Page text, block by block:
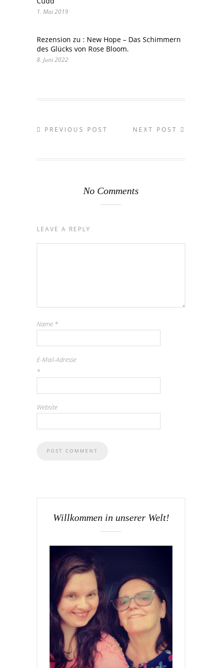
1. Mai 2019
Rezension zu : New Hope – Das Schimmern
des Glücks von Rose Bloom.
8. Juni 2022
PREVIOUS POST NEXT POST
No Comments
LEAVE A REPLY
Name *
E-Mail-Adresse
*
Website
Willkommen in unserer Welt!